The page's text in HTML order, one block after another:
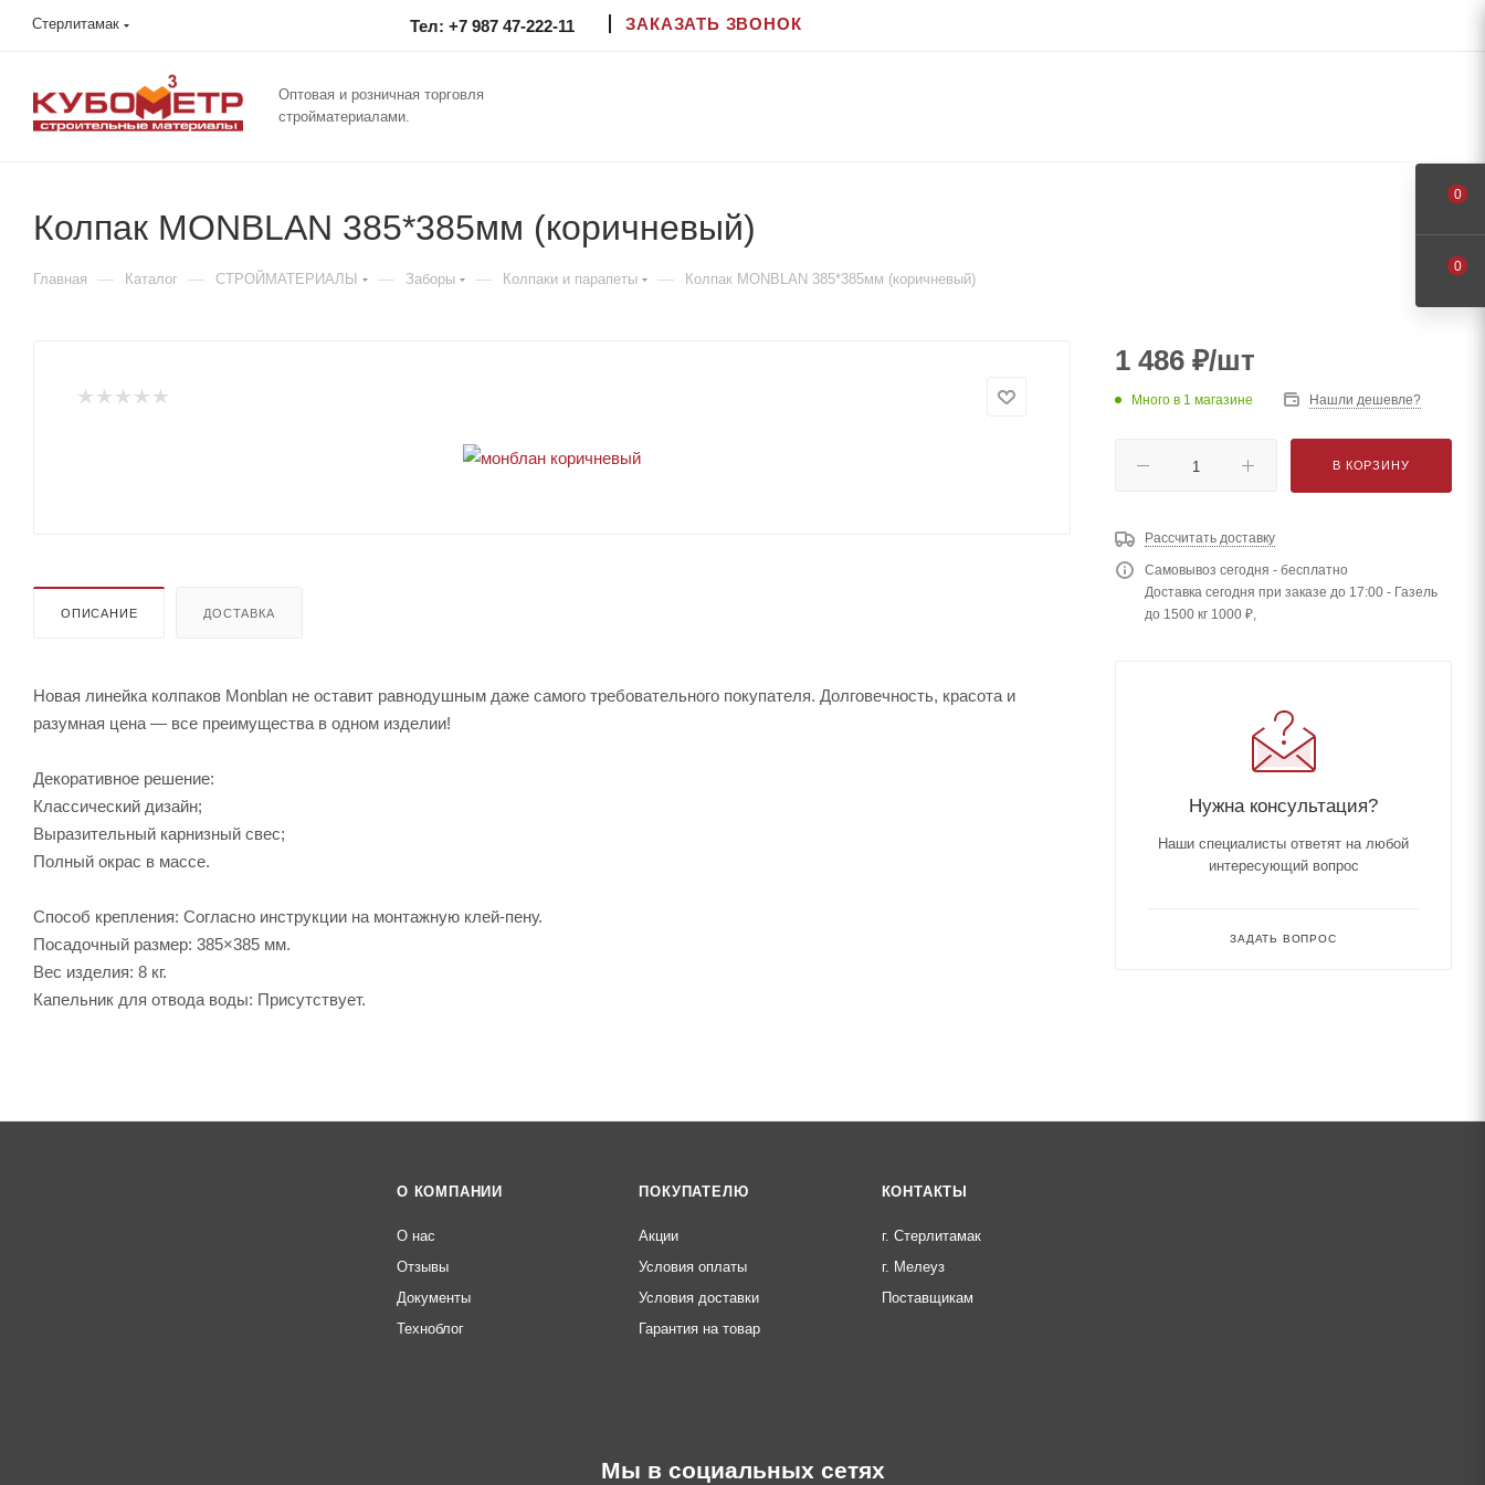
Стерлитамак Тел: +7 987 47-222-11 ЗАКАЗАТЬ ЗВОНОК
Оптовая и розничная торговля
стройматериалами.
Колпак MONBLAN 385*385мм (коричневый)
Главная — Каталог — СТРОЙМАТЕРИАЛЫ — Заборы — Колпаки и парапеты — Колпак MONBLAN 385*385мм (коричневый)
ОПИСАНИЕ ДОСТАВКА
Новая линейка колпаков Monblan не оставит равнодушным даже самого требовательного покупателя. Долговечность, красота и
разумная цена — все преимущества в одном изделии!
Декоративное решение:
Классический дизайн;
Выразительный карнизный свес;
Полный окрас в массе.
Способ крепления: Согласно инструкции на монтажную клей-пену.
Посадочный размер: 385×385 мм.
Вес изделия: 8 кг.
Капельник для отвода воды: Присутствует.
1 486 ₽/шт
Много в 1 магазине Нашли дешевле?
В КОРЗИНУ
Рассчитать доставку
Самовывоз сегодня - бесплатно
Доставка сегодня при заказе до 17:00 - Газель
до 1500 кг 1000 ₽,
Нужна консультация?
Наши специалисты ответят на любой
интересующий вопрос
ЗАДАТЬ ВОПРОС
О КОМПАНИИ
О нас
Отзывы
Документы
Техноблог
ПОКУПАТЕЛЮ
Акции
Условия оплаты
Условия доставки
Гарантия на товар
КОНТАКТЫ
г. Стерлитамак
г. Мелеуз
Поставщикам
Мы в социальных сетях
0
0